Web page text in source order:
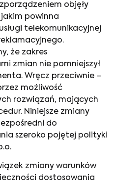
objęły
powinna
telekomunikacyjnej
że zakres
zmian nie pomniejszył
Wręcz przeciwnie –
możliwość
rozwiązań, mających
Niniejsze zmiany
do
szeroko pojętej polityki
zmiany warunków
dostosowania